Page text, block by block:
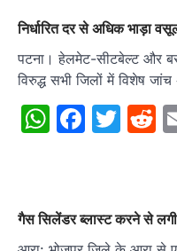
निर्धारित दर से अधिक भाड़ा
पटना। हेलमेट-सीटबेल्ट और
विरुद्ध सभी जिलों में विशेष
गैस सिलेंडर ब्लास्ट करने से